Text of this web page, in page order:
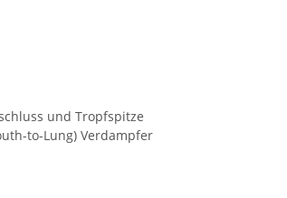
und Tropfspitze
to-Lung) Verdampfer